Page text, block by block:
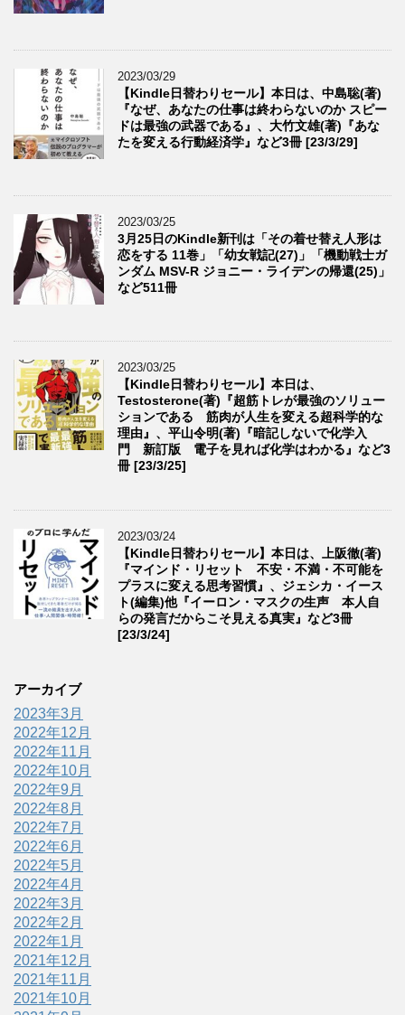
2023/03/29
【Kindle日替わりセール】本日は、中島聡(著)
『なぜ、あなたの仕事は終わらないのか スピー
ドは最強の武器である』、大竹文雄(著)『あな
たを変える行動経済学』など3冊 [23/3/29]
2023/03/25
3月25日のKindle新刊は「その着せ替え人形は
恋をする 11巻」「幼女戦記(27)」「機動戦士ガ
ンダム MSV-R ジョニー・ライデンの帰還(25)」
など511冊
2023/03/25
【Kindle日替わりセール】本日は、
Testosterone(著)『超筋トレが最強のソリュー
ションである 筋肉が人生を変える超科学的な
理由』、平山令明(著)『暗記しないで化学入
門 新訂版 電子を見れば化学はわかる』など3
冊 [23/3/25]
2023/03/24
【Kindle日替わりセール】本日は、上阪徹(著)
『マインド・リセット 不安・不満・不可能を
プラスに変える思考習慣』、ジェシカ・イース
ト(編集)他『イーロン・マスクの生声 本人自
らの発言だからこそ見える真実』など3冊
[23/3/24]
アーカイブ
2023年3月
2022年12月
2022年11月
2022年10月
2022年9月
2022年8月
2022年7月
2022年6月
2022年5月
2022年4月
2022年3月
2022年2月
2022年1月
2021年12月
2021年11月
2021年10月